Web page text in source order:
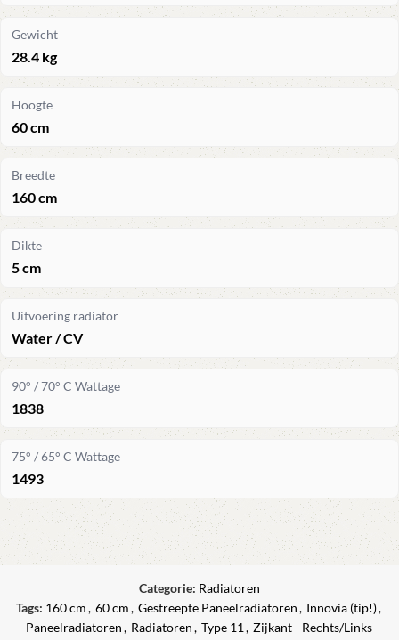
Gewicht
28.4 kg
Hoogte
60 cm
Breedte
160 cm
Dikte
5 cm
Uitvoering radiator
Water / CV
90° / 70° C Wattage
1838
75° / 65° C Wattage
1493
Categorie: Radiatoren
Tags: 160 cm, 60 cm, Gestreepte Paneelradiatoren, Innovia (tip!),
Paneelradiatoren , Radiatoren , Type 11 , Zijkant - Rechts/Links